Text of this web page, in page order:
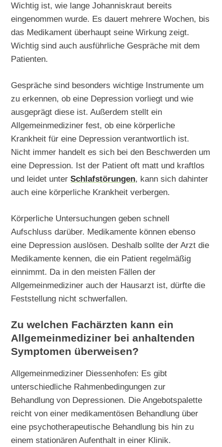
Wichtig ist, wie lange Johanniskraut bereits
eingenommen wurde. Es dauert mehrere Wochen, bis
das Medikament überhaupt seine Wirkung zeigt.
Wichtig sind auch ausführliche Gespräche mit dem
Patienten.
Gespräche sind besonders wichtige Instrumente um
zu erkennen, ob eine Depression vorliegt und wie
ausgeprägt diese ist. Außerdem stellt ein
Allgemeinmediziner fest, ob eine körperliche
Krankheit für eine Depression verantwortlich ist.
Nicht immer handelt es sich bei den Beschwerden um
eine Depression. Ist der Patient oft matt und kraftlos
und leidet unterSchlafstörungen, kann sich dahinter
auch eine körperliche Krankheit verbergen.
Körperliche Untersuchungen geben schnell
Aufschluss darüber. Medikamente können ebenso
eine Depression auslösen. Deshalb sollte der Arzt die
Medikamente kennen, die ein Patient regelmäßig
einnimmt. Da in den meisten Fällen der
Allgemeinmediziner auch der Hausarzt ist, dürfte die
Feststellung nicht schwerfallen.
Zu welchen Fachärzten kann ein
Allgemeinmediziner bei anhaltenden
Symptomen überweisen?
Allgemeinmediziner Diessenhofen: Es gibt
unterschiedliche Rahmenbedingungen zur
Behandlung von Depressionen. Die Angebotspalette
reicht von einer medikamentösen Behandlung über
eine psychotherapeutische Behandlung bis hin zu
einem stationären Aufenthalt in einer Klinik.